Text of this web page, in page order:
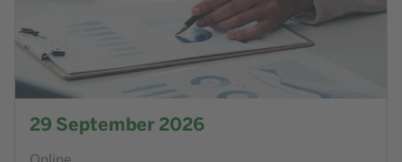
29 September 2026